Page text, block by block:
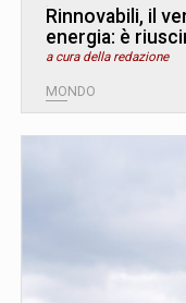
Rinnovabili, il
energia: è
a cura della redazione
MONDO